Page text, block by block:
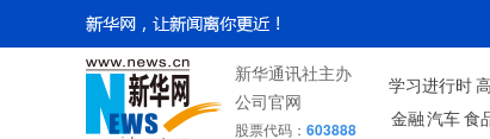
新华通讯社主办
公司官网
股票代码： 603888
学习进行时
金融 汽车 食